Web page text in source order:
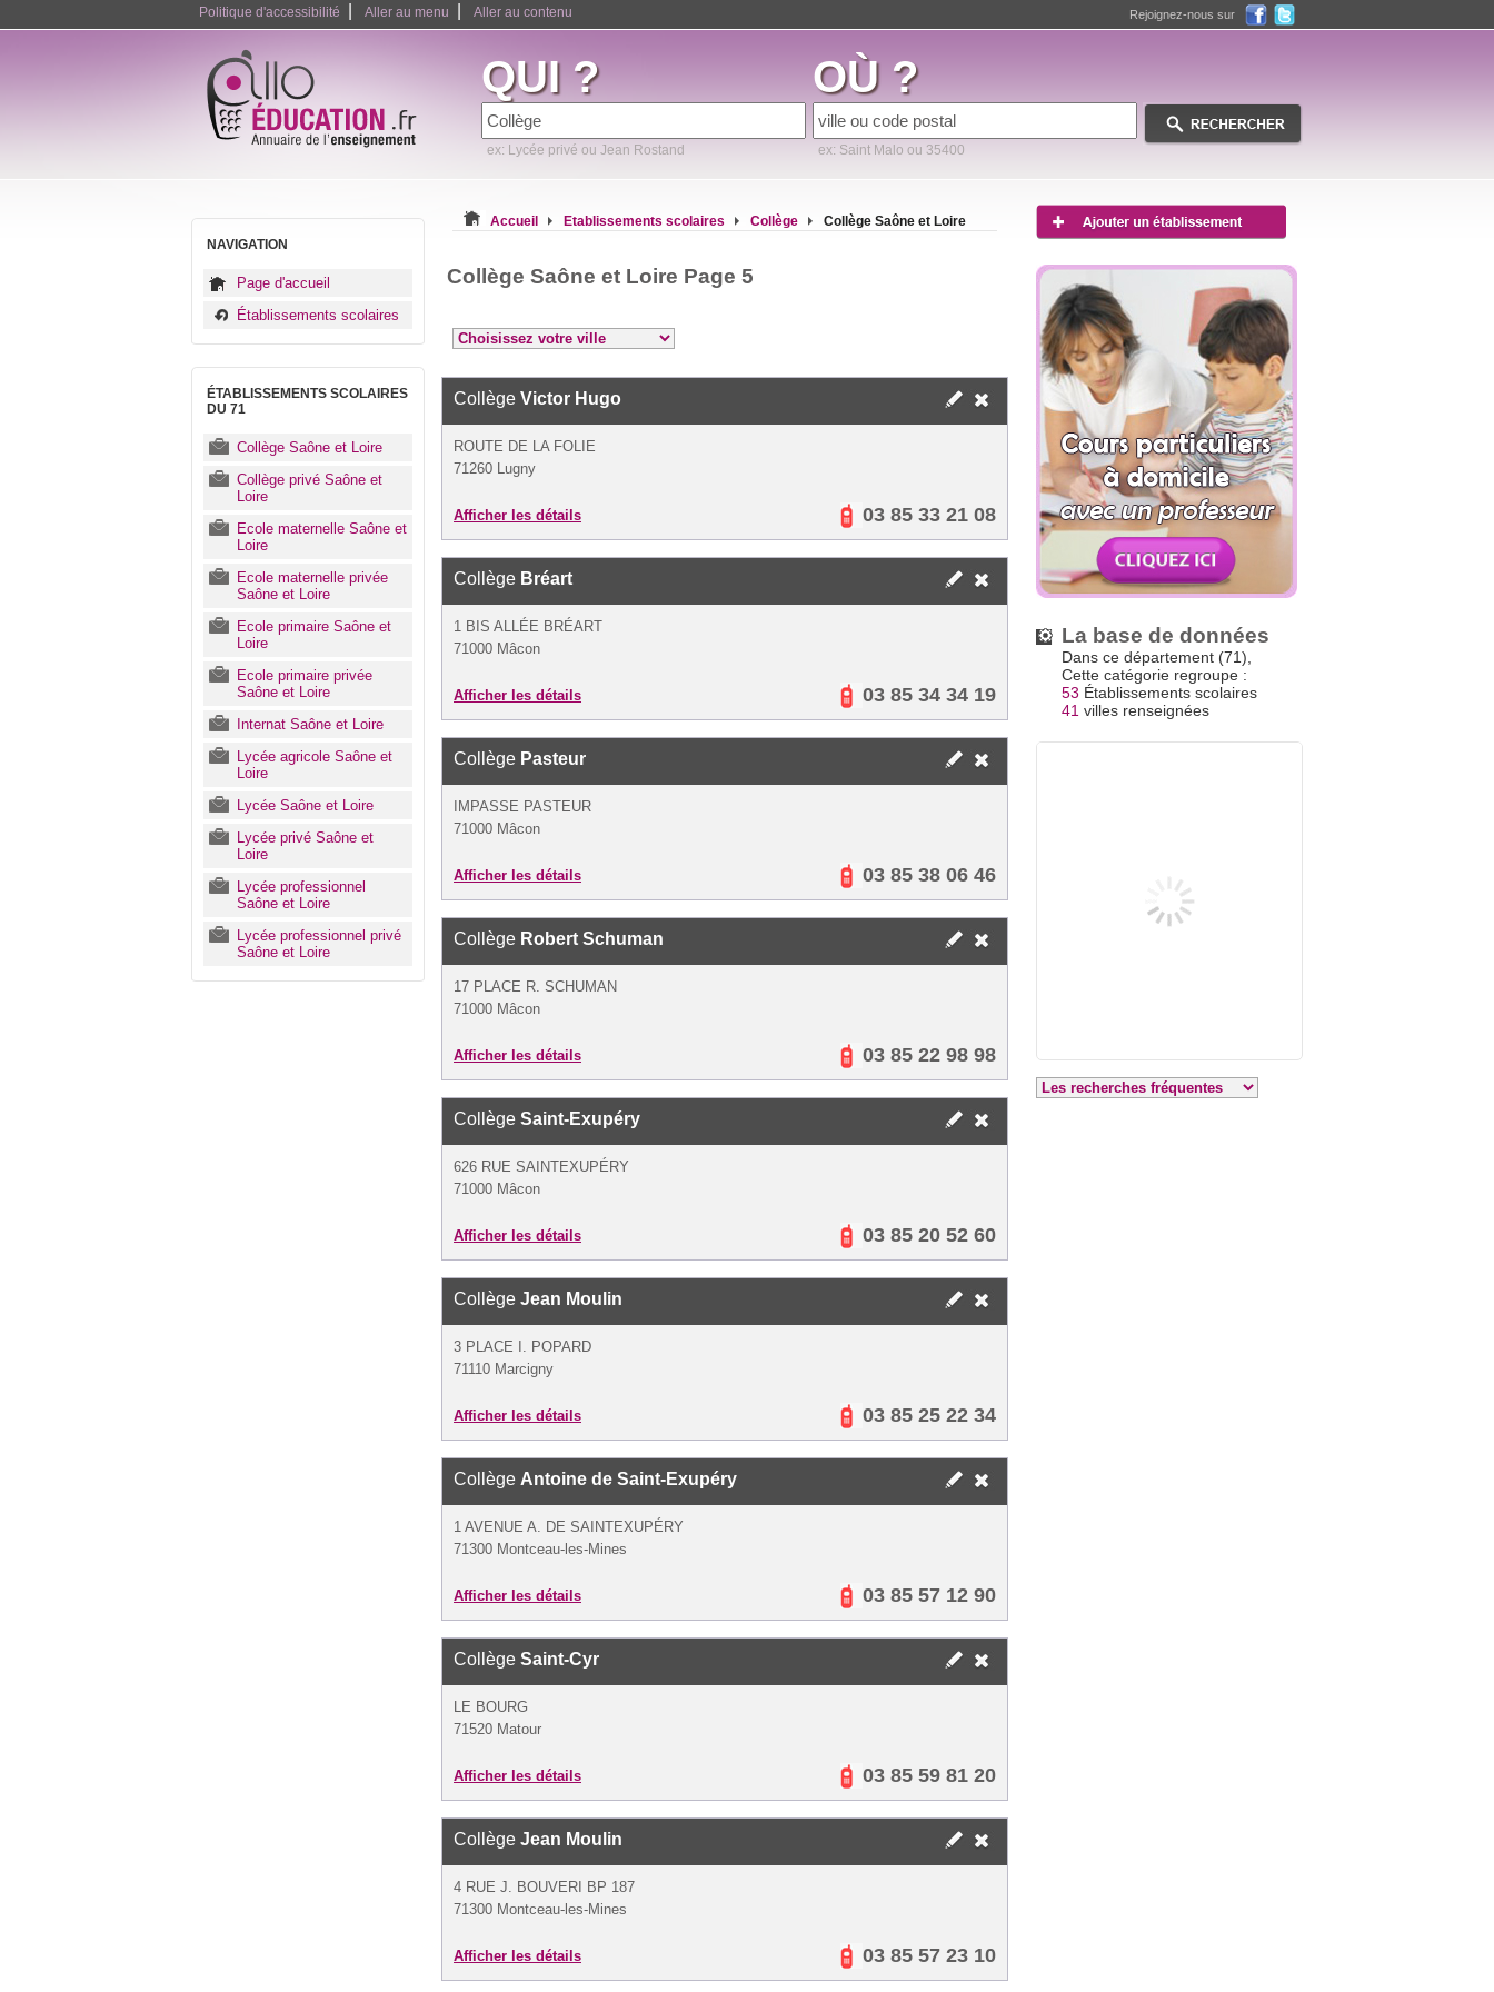
Politique d'accessibilité Aller au menu Aller au contenu Rejoignez-nous sur
QUI ?
ex: Lycée privé ou Jean Rostand
OÙ ?
ex: Saint Malo ou 35400
NAVIGATION
Page d'accueil
Établissements scolaires
ÉTABLISSEMENTS SCOLAIRES
DU 71
Collège Saône et Loire
Collège privé Saône et
Loire
Ecole maternelle Saône et
Loire
Ecole maternelle privée
Saône et Loire
Ecole primaire Saône et
Loire
Ecole primaire privée
Saône et Loire
Internat Saône et Loire
Lycée agricole Saône et
Loire
Lycée Saône et Loire
Lycée privé Saône et
Loire
Lycée professionnel
Saône et Loire
Lycée professionnel privé
Saône et Loire
Accueil Etablissements scolaires Collège Collège Saône et Loire
Collège Saône et Loire Page 5
Collège Victor Hugo
ROUTE DE LA FOLIE
71260 Lugny
Afficher les détails 03 85 33 21 08
Collège Bréart
1 BIS ALLÉE BRÉART
71000 Mâcon
Afficher les détails 03 85 34 34 19
Collège Pasteur
IMPASSE PASTEUR
71000 Mâcon
Afficher les détails 03 85 38 06 46
Collège Robert Schuman
17 PLACE R. SCHUMAN
71000 Mâcon
Afficher les détails 03 85 22 98 98
Collège Saint-Exupéry
626 RUE SAINTEXUPÉRY
71000 Mâcon
Afficher les détails 03 85 20 52 60
Collège Jean Moulin
3 PLACE I. POPARD
71110 Marcigny
Afficher les détails 03 85 25 22 34
Collège Antoine de Saint-Exupéry
1 AVENUE A. DE SAINTEXUPÉRY
71300 Montceau-les-Mines
Afficher les détails 03 85 57 12 90
Collège Saint-Cyr
LE BOURG
71520 Matour
Afficher les détails 03 85 59 81 20
Collège Jean Moulin
4 RUE J. BOUVERI BP 187
71300 Montceau-les-Mines
Afficher les détails 03 85 57 23 10
La base de données
Dans ce département (71),
Cette catégorie regroupe :
53 Établissements scolaires
41 villes renseignées